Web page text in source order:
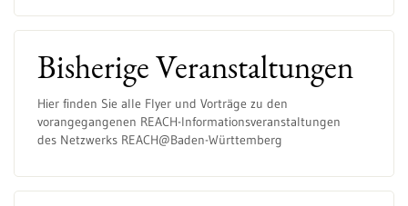
Bisherige Veranstaltungen
Hier finden Sie alle Flyer und Vorträge zu den
vorangegangenen REACH-Informationsveranstaltungen
des Netzwerks REACH@Baden-Württemberg